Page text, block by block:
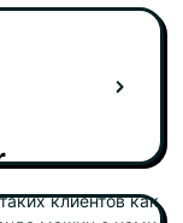
клиентов как